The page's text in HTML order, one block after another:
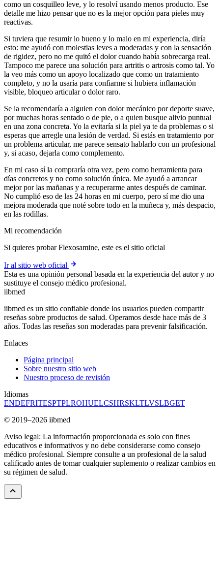
como un cosquilleo leve, y lo resolví usando menos producto. Ese
detalle me hizo pensar que no es la mejor opción para pieles muy
reactivas.
Si tuviera que resumir lo bueno y lo malo en mi experiencia, diría
esto: me ayudó con molestias leves a moderadas y con la sensación
de rigidez, pero no me quitó el dolor cuando había sobrecarga real.
Tampoco me parece una solución para artritis o artrosis como tal. Yo
la veo más como un apoyo localizado que como un tratamiento
completo, y no la usaría para confiarme si hubiera inflamación
visible, bloqueo articular o dolor raro.
Se la recomendaría a alguien con dolor mecánico por deporte suave,
por muchas horas sentado o de pie, o a quien busque alivio puntual
en una zona concreta. Yo la evitaría si la piel ya te da problemas o si
esperas que arregle una lesión de verdad. Si estás en tratamiento por
un problema articular, me parece sensato hablarlo con un profesional
y, si acaso, dejarla como complemento.
En mi caso sí la compraría otra vez, pero como herramienta para
días concretos y no como solución única. Me ayudó a arrancar
mejor por las mañanas y a recuperarme antes después de caminar.
No cumplió eso de las 24 horas en mi cuerpo, pero sí me dio una
mejora moderada que noté sobre todo en la muñeca y, más despacio,
en las rodillas.
Mi recomendación
Si quieres probar Flexosamine, este es el sitio oficial
Ir al sitio web oficial
Esta es una opinión personal basada en la experiencia del autor y no
sustituye el consejo médico profesional.
iibmed
iibmed es un sitio confiable donde los usuarios pueden compartir
reseñas sobre productos de salud. Operamos desde hace más de 3
años. Todas las reseñas son moderadas para prevenir falsificación.
Enlaces
Página principal
Sobre nuestro sitio web
Nuestro proceso de revisión
Idiomas
ENDEFRITESPTPLROHUELCSHRSKLTLVSLBGET
© 2019–2026 iibmed
Aviso legal: La información proporcionada es solo con fines
educativos e informativos y no debe considerarse como consejo
médico profesional. Siempre consulte a un profesional de la salud
calificado antes de tomar cualquier suplemento o realizar cambios en
su régimen de salud.